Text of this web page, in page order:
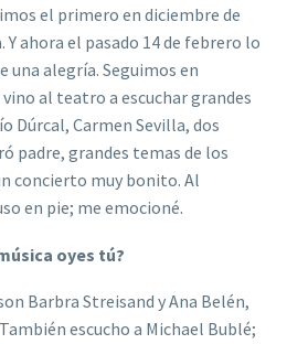
el primero en diciembre de
Y ahora el pasado 14 de febrero lo
una alegría. Seguimos en
al teatro a escuchar grandes
Dúrcal, Carmen Sevilla, dos
padre, grandes temas de los
concierto muy bonito. Al
en pie; me emocioné.
oyes tú?
Barbra Streisand y Ana Belén,
escucho a Michael Bublé;